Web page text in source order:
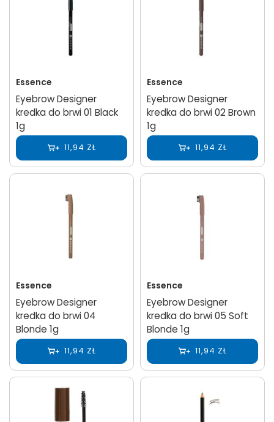
Essence
Eyebrow Designer
kredka do brwi 01 Black
1g
11,94 ZŁ
Essence
Eyebrow Designer
kredka do brwi 02 Brown
1g
11,94 ZŁ
Essence
Eyebrow Designer
kredka do brwi 04
Blonde 1g
11,94 ZŁ
Essence
Eyebrow Designer
kredka do brwi 05 Soft
Blonde 1g
11,94 ZŁ